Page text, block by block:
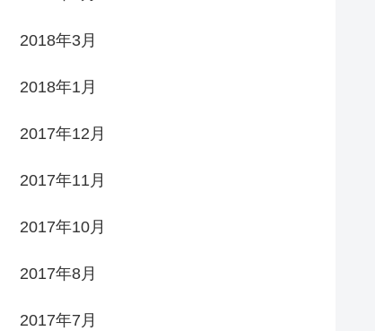
2018年3月
2018年1月
2017年12月
2017年11月
2017年10月
2017年8月
2017年7月